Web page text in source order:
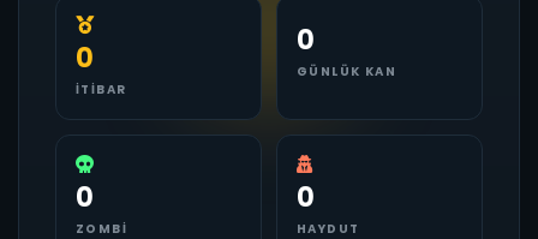
0
İTIBAR
0
GÜNLÜK KAN
0
ZOMBI
0
HAYDUT